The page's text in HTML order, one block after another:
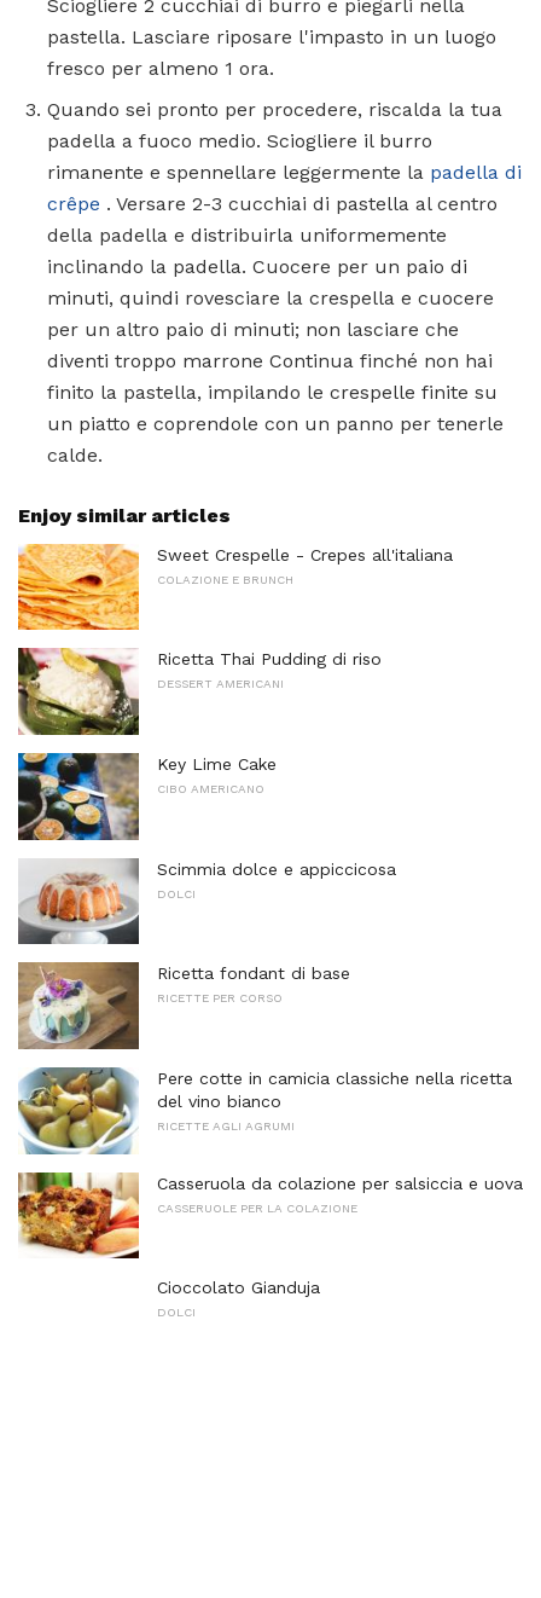
Sciogliere 2 cucchiai di burro e piegarli nella
pastella. Lasciare riposare l'impasto in un luogo
fresco per almeno 1 ora.
Quando sei pronto per procedere, riscalda la tua
padella a fuoco medio. Sciogliere il burro
rimanente e spennellare leggermente la padella di
crêpe . Versare 2-3 cucchiai di pastella al centro
della padella e distribuirla uniformemente
inclinando la padella. Cuocere per un paio di
minuti, quindi rovesciare la crespella e cuocere
per un altro paio di minuti; non lasciare che
diventi troppo marrone Continua finché non hai
finito la pastella, impilando le crespelle finite su
un piatto e coprendole con un panno per tenerle
calde.
Enjoy similar articles
Sweet Crespelle - Crepes all'italiana
COLAZIONE E BRUNCH
Ricetta Thai Pudding di riso
DESSERT AMERICANI
Key Lime Cake
CIBO AMERICANO
Scimmia dolce e appiccicosa
DOLCI
Ricetta fondant di base
RICETTE PER CORSO
Pere cotte in camicia classiche nella ricetta
del vino bianco
RICETTE AGLI AGRUMI
Casseruola da colazione per salsiccia e uova
CASSERUOLE PER LA COLAZIONE
Cioccolato Gianduja
DOLCI